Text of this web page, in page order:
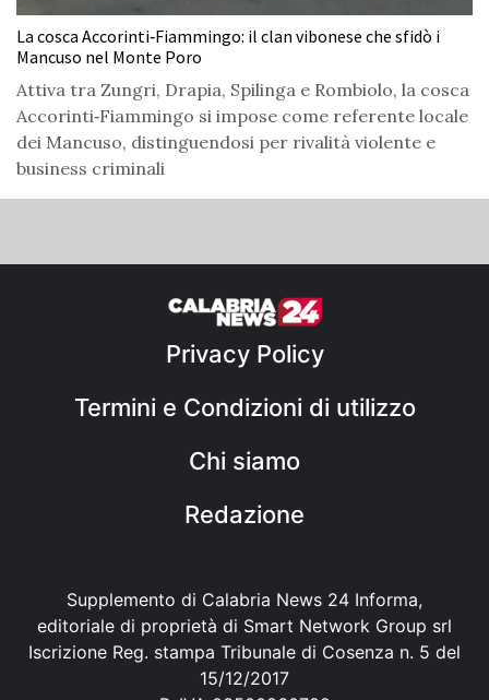
La cosca Accorinti‑Fiammingo: il clan vibonese che sfidò i
Mancuso nel Monte Poro
Attiva tra Zungri, Drapia, Spilinga e Rombiolo, la cosca
Accorinti‑Fiammingo si impose come referente locale
dei Mancuso, distinguendosi per rivalità violente e
business criminali
Privacy Policy
Termini e Condizioni di utilizzo
Chi siamo
Redazione
Supplemento di Calabria News 24 Informa,
editoriale di proprietà di Smart Network Group srl
Iscrizione Reg. stampa Tribunale di Cosenza n. 5 del
15/12/2017